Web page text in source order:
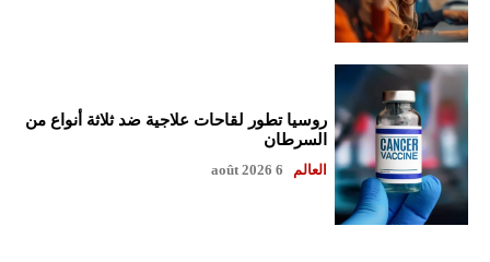
روسيا تطور لقاحات علاجية ضد ثلاثة أنواع من
السرطان
العالم 6 août 2026